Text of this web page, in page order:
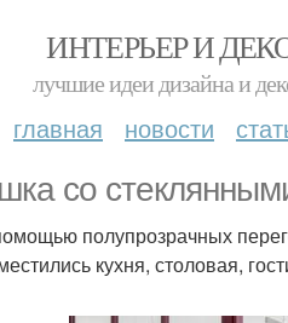
ИНТЕРЬЕР И
лучшие идеи дизайна и
главная новости
со
полупрозрачных
кухня, столовая,